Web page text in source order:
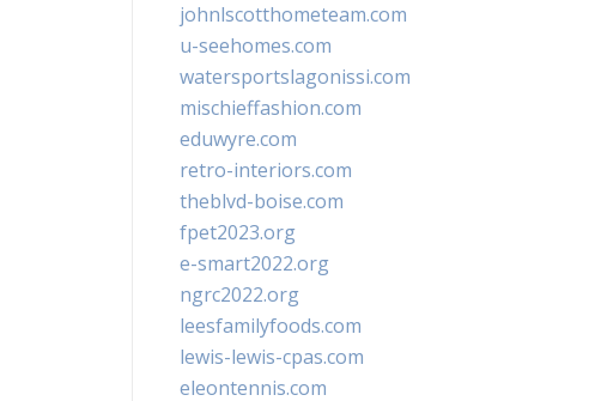
johnlscotthometeam.com
u-seehomes.com
watersportslagonissi.com
mischieffashion.com
eduwyre.com
retro-interiors.com
theblvd-boise.com
fpet2023.org
e-smart2022.org
ngrc2022.org
leesfamilyfoods.com
lewis-lewis-cpas.com
eleontennis.com